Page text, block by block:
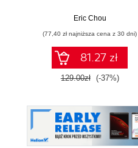
monitorowanie i
chmurą. Wydanie
IV
Eric Chou
(77,40 zł najniższa cena z 30 dni)
81.27 zł
129.00zł (-37%)